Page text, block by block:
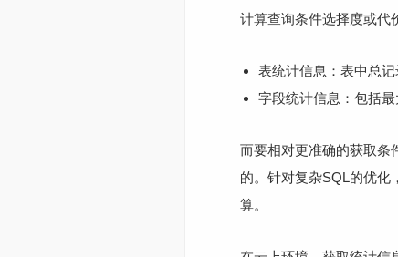
计算查询条件选择度或代
表统计信息：表中总记
字段统计信息：包括
而要相对更准确的获取条
的。针对复杂SQL的优化
算。